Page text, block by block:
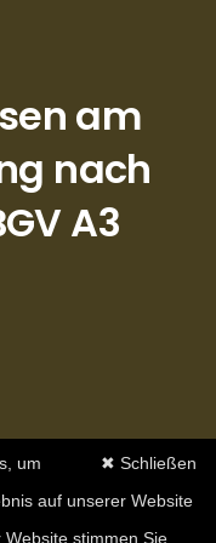
am
nach
A3
✖ Schließen
um
auf unserer Website
stimmen Sie